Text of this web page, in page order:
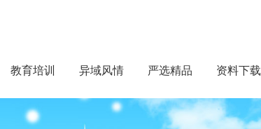
教育培训 异域风情 严选精品 资料下载